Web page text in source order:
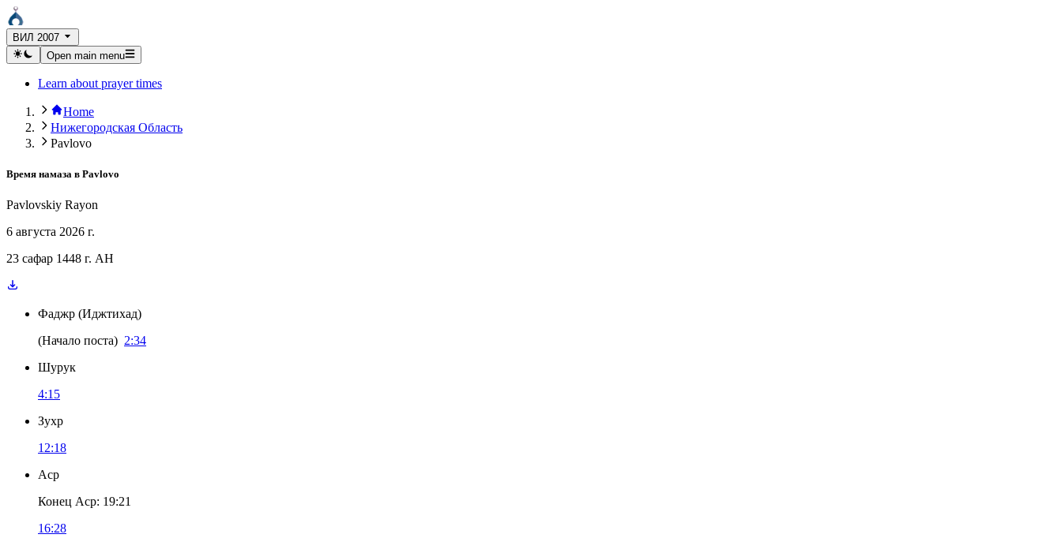
ВИЛ 2007
Open main menu
Learn about prayer times
Home
Нижегородская Область
Pavlovo
Время намаза в Pavlovo
Pavlovskiy Rayon
6 августа 2026 г.
23 сафар 1448 г. AH
Фаджр (Иджтихад)
(Начало поста) 2:34
Шурук
4:15
Зухр
12:18
Аср
Конец Аср: 19:21
16:28